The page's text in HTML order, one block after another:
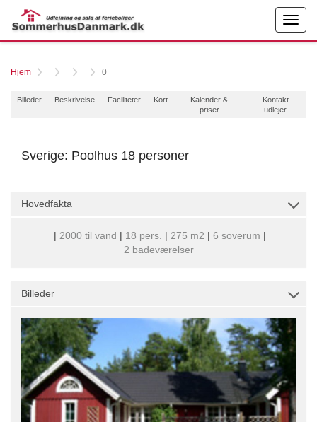
Hjem 0
Billeder Beskrivelse Faciliteter Kort
Kalender &
priser
Kontakt
udlejer
Sverige: Poolhus 18 personer
Hovedfakta
| 2000 til vand | 18 pers. | 275 m2 | 6 soverum |
2 badeværelser
Billeder